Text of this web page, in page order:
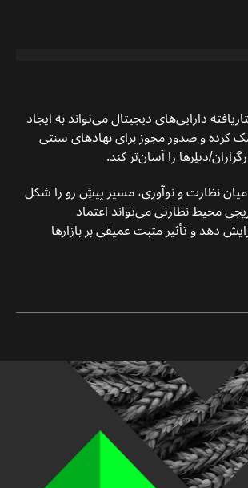
دارایی‌های دیجیتال می‌تواند به ایجاد
کرده و صدور مجوز برای نهادهای سنتی
دیلِرها را آسان‌تر کند.
نظارت و نوآوری، مسیر پیشِ رو را شکل
محیط نظارتی می‌تواند اعتماد
دهد و تأثیر مثبت عمیقی بر بازارها